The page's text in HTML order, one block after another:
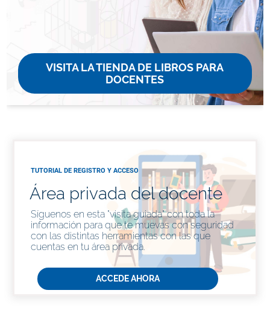
VISITA LA TIENDA DE LIBROS PARA
DOCENTES
TUTORIAL DE REGISTRO Y ACCESO
Área privada del docente
Síguenos en esta "visita guiada" con toda la
información para que te muevas con seguridad
con las distintas herramientas con las que
cuentas en tu área privada.
ACCEDE AHORA